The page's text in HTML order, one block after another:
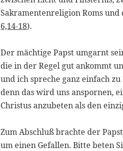
Sakramentenreligion Roms und
6,14-18).
Der mächtige Papst umgarnt
die in der Regel gut ankommt
und ich spreche ganz einfach
denn das wird uns anspornen,
Christus anzubeten als den
Zum Abschluß brachte der
um einen Gefallen. Bitte beten